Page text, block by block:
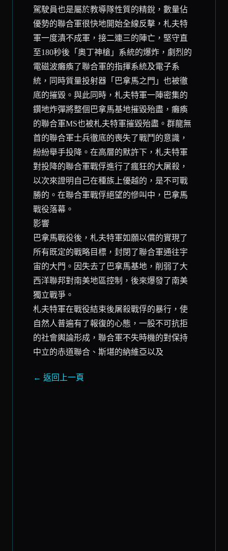
駕駛員也是屬於教導隊性質的精銳，數量佔
優勢的聯合軍很快地開始全線反擊，札夫特
軍一度潰不成軍，接二連三的陣亡，堅守直
至180秒後「奧丁神槍」系統的爆炸，劇烈的
電磁波癱瘓了聯合軍的指揮系統及電子系
統，同時質量投射器「巴拿馬之門」也被徹
底的摧毀。與此同時，札夫特軍一陣密集的
鑽地炸彈將整個巴拿馬基地摧毀殆盡，癱瘓
的聯合軍MS也被札夫特軍摧毀殆盡。群龍無
首的聯合軍士兵徹底的喪失了戰鬥的意識，
紛紛舉手投降。在高層的默許下，札夫特軍
對投降的聯合軍戰俘進行了瘋狂的大屠殺，
以次來證明自己在種族上優越的，是不可戰
勝的。在聯合軍戰俘絕望的慘叫中，巴拿馬
戰役落幕。
影響
巴拿馬戰役後，札夫特軍如願以償的實現了
所有既定的戰略目標，封閉了聯合軍通往宇
宙的大門。因失去了巴拿馬基地，削弱了大
西洋聯邦對南美地區控制，後來爆發了南美
獨立戰爭。
札夫特軍在戰役結束後屠殺戰俘的暴行，使
自然人普遍有了報復的心態，一股不可抗拒
的社會輿論形成，聯合軍不失時機的對保持
中立的赤道聯合、斯堪的納維亞以及
← 返回上一頁